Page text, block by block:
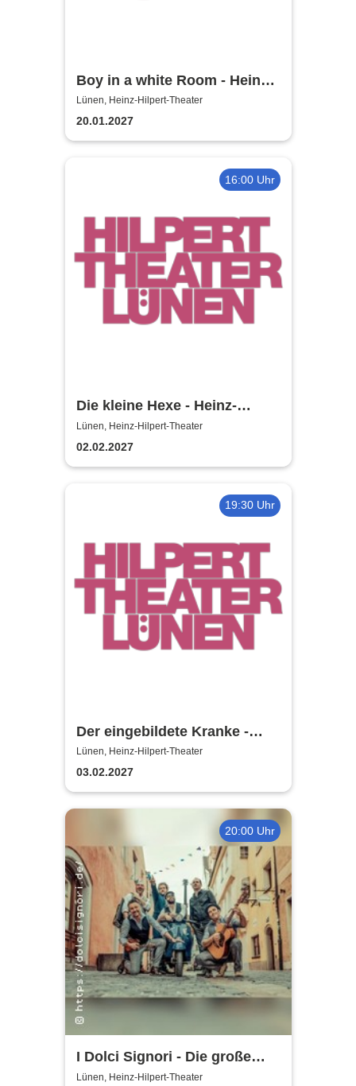
Boy in a white Room - Heinz-
Hilpert-Theater
Lünen, Heinz-Hilpert-Theater
20.01.2027
16:00 Uhr
Die kleine Hexe - Heinz-
Hilpert-Theater
Lünen, Heinz-Hilpert-Theater
02.02.2027
19:30 Uhr
Der eingebildete Kranke -
Heinz-Hilpert-Theater
Lünen, Heinz-Hilpert-Theater
03.02.2027
20:00 Uhr
I Dolci Signori - Die große
Nacht der italienischen
Lünen, Heinz-Hilpert-Theater